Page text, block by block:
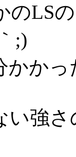
のLS
;)
かか
い強